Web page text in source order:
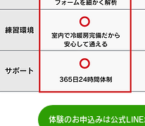
体験のお申込みは公式LINE